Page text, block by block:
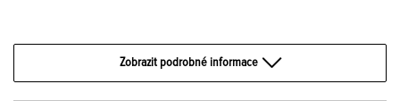
Zobrazit podrobné informace